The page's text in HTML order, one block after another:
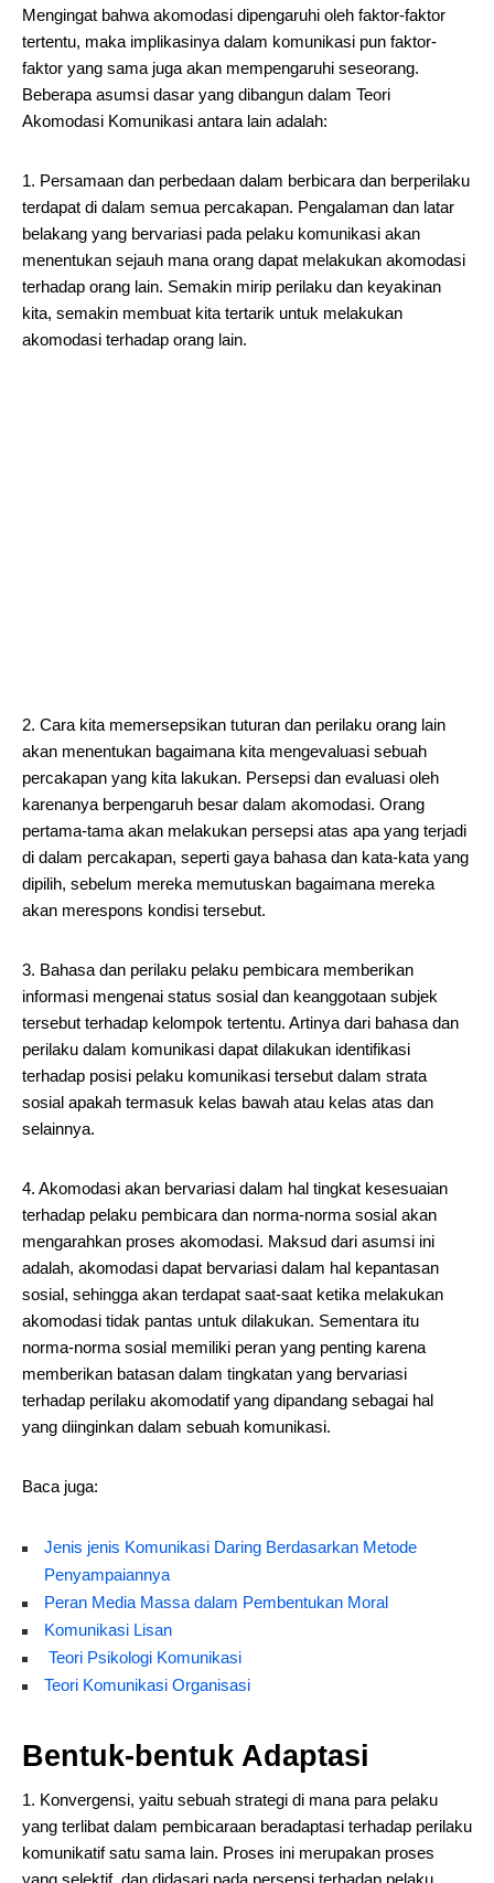
Mengingat bahwa akomodasi dipengaruhi oleh faktor-faktor
tertentu, maka implikasinya dalam komunikasi pun faktor-
faktor yang sama juga akan mempengaruhi seseorang.
Beberapa asumsi dasar yang dibangun dalam Teori
Akomodasi Komunikasi antara lain adalah:
1. Persamaan dan perbedaan dalam berbicara dan berperilaku
terdapat di dalam semua percakapan. Pengalaman dan latar
belakang yang bervariasi pada pelaku komunikasi akan
menentukan sejauh mana orang dapat melakukan akomodasi
terhadap orang lain. Semakin mirip perilaku dan keyakinan
kita, semakin membuat kita tertarik untuk melakukan
akomodasi terhadap orang lain.
2. Cara kita memersepsikan tuturan dan perilaku orang lain
akan menentukan bagaimana kita mengevaluasi sebuah
percakapan yang kita lakukan. Persepsi dan evaluasi oleh
karenanya berpengaruh besar dalam akomodasi. Orang
pertama-tama akan melakukan persepsi atas apa yang terjadi
di dalam percakapan, seperti gaya bahasa dan kata-kata yang
dipilih, sebelum mereka memutuskan bagaimana mereka
akan merespons kondisi tersebut.
3. Bahasa dan perilaku pelaku pembicara memberikan
informasi mengenai status sosial dan keanggotaan subjek
tersebut terhadap kelompok tertentu. Artinya dari bahasa dan
perilaku dalam komunikasi dapat dilakukan identifikasi
terhadap posisi pelaku komunikasi tersebut dalam strata
sosial apakah termasuk kelas bawah atau kelas atas dan
selainnya.
4. Akomodasi akan bervariasi dalam hal tingkat kesesuaian
terhadap pelaku pembicara dan norma-norma sosial akan
mengarahkan proses akomodasi. Maksud dari asumsi ini
adalah, akomodasi dapat bervariasi dalam hal kepantasan
sosial, sehingga akan terdapat saat-saat ketika melakukan
akomodasi tidak pantas untuk dilakukan. Sementara itu
norma-norma sosial memiliki peran yang penting karena
memberikan batasan dalam tingkatan yang bervariasi
terhadap perilaku akomodatif yang dipandang sebagai hal
yang diinginkan dalam sebuah komunikasi.
Baca juga:
Jenis jenis Komunikasi Daring Berdasarkan Metode
Penyampaiannya
Peran Media Massa dalam Pembentukan Moral
Komunikasi Lisan
Teori Psikologi Komunikasi
Teori Komunikasi Organisasi
Bentuk-bentuk Adaptasi
1. Konvergensi, yaitu sebuah strategi di mana para pelaku
yang terlibat dalam pembicaraan beradaptasi terhadap perilaku
komunikatif satu sama lain. Proses ini merupakan proses
yang selektif, dan didasari pada persepsi terhadap pelaku